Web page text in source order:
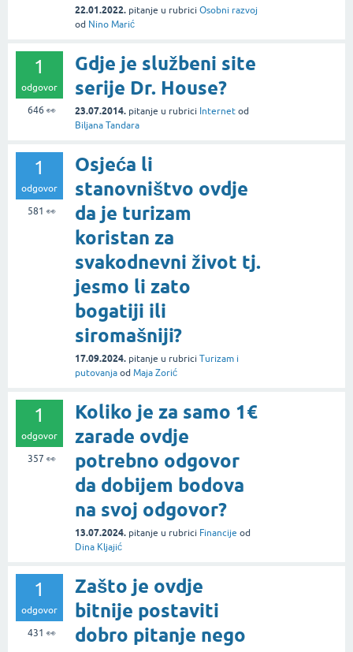
22.01.2022. pitanje u rubrici Osobni razvoj
od Nino Marić
1
odgovor
646 👀
Gdje je službeni site
serije Dr. House?
23.07.2014. pitanje u rubrici Internet od
Biljana Tandara
1
odgovor
581 👀
Osjeća li
stanovništvo ovdje
da je turizam
koristan za
svakodnevni život tj.
jesmo li zato
bogatiji ili
siromašniji?
17.09.2024. pitanje u rubrici Turizam i
putovanja od Maja Zorić
1
odgovor
357 👀
Koliko je za samo 1€
zarade ovdje
potrebno odgovor
da dobijem bodova
na svoj odgovor?
13.07.2024. pitanje u rubrici Financije od
Dina Kljajić
1
odgovor
431 👀
Zašto je ovdje
bitnije postaviti
dobro pitanje nego